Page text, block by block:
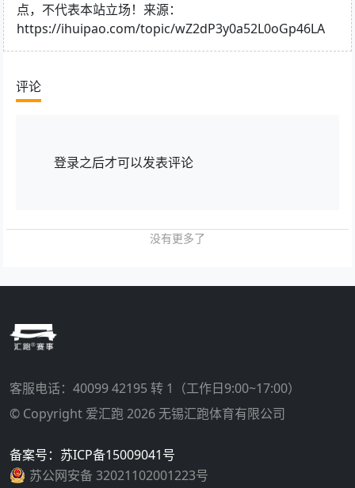
点，不代表本站立场！来源：
https://ihuipao.com/topic/wZ2dP3y0a52L0oGp46LA
评论
登录之后才可以发表评论
没有更多了
客服电话： 40099 42195 转 1
（工作日9:00~17:00）
© Copyright 爱汇跑 2026 无锡汇跑体育有限公司
备案号：苏ICP备15009041号
苏公网安备 32021102001223号